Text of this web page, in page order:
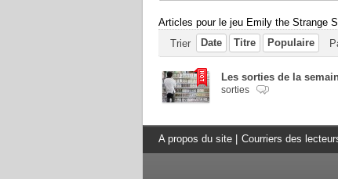
Articles pour le jeu Emily the Strange
Trier
Date Titre Populaire
Les sorties de la
sorties
A propos du site Courriers des